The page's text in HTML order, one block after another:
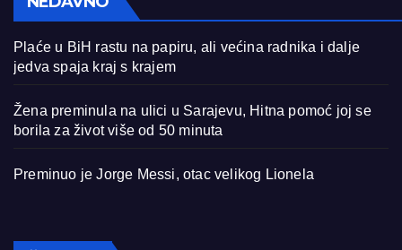
Plaće u BiH rastu na papiru, ali većina radnika i dalje
jedva spaja kraj s krajem
Žena preminula na ulici u Sarajevu, Hitna pomoć joj se
borila za život više od 50 minuta
Preminuo je Jorge Messi, otac velikog Lionela